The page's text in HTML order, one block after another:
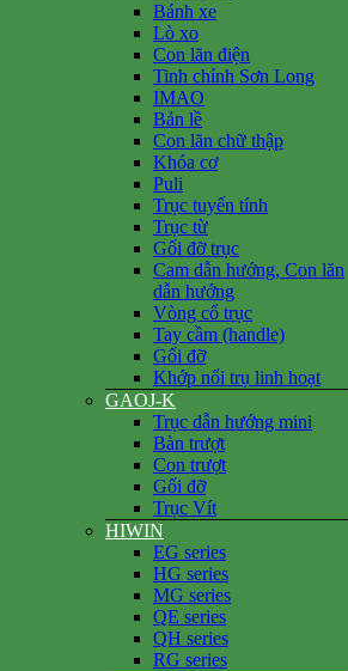
Bánh xe
Lò xo
Con lăn điện
Tinh chỉnh Sơn Long
IMAO
Bản lề
Con lăn chữ thập
Khóa cơ
Puli
Trục tuyến tính
Trục từ
Gối đỡ trục
Cam dẫn hướng, Con lăn
dẫn hướng
Vòng cổ trục
Tay cầm (handle)
Gối đỡ
Khớp nối trụ linh hoạt
GAOJ-K
Trục dẫn hướng mini
Bàn trượt
Con trượt
Gối đỡ
Trục Vít
HIWIN
EG series
HG series
MG series
QE series
QH series
RG series